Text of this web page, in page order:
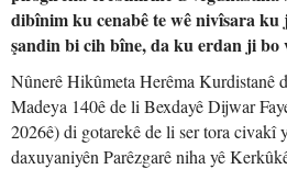
dibînim ku cenabê te wê nivîsara ku
şandin bi cih bîne, da ku erdan ji
Nûnerê Hikûmeta Herêma Kurdistanê
Madeya 140ê de li Bexdayê Dijwar
2026ê) di gotarekê de li ser tora civakî
daxuyaniyên Parêzgarê niha yê